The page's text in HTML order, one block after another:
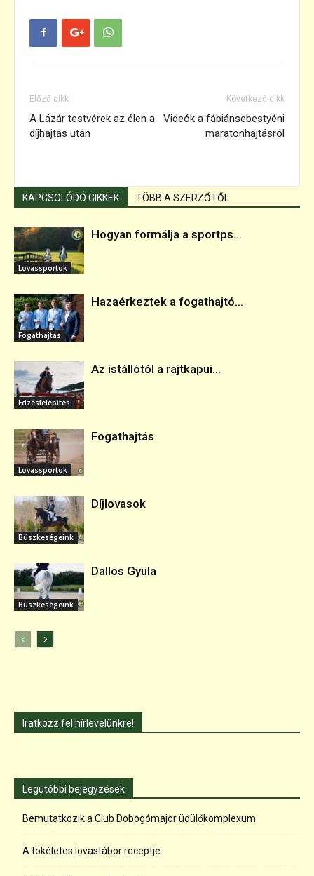
Előző cikk
A Lázár testvérek az élen a
díjhajtás után
Következő cikk
Videók a fábiánsebestyéni
maratonhajtásról
KAPCSOLÓDÓ CIKKEK TÖBB A SZERZŐTŐL
Lovassportok
Hogyan formálja a sportps...
Fogathajtás
Hazaérkeztek a fogathajtó...
Edzésfelépítés
Az istállótól a rajtkapui...
Lovassportok
Fogathajtás
Büszkeségeink
Díjlovasok
Büszkeségeink
Dallos Gyula
Iratkozz fel hírlevelünkre!
Legutóbbi bejegyzések
Bemutatkozik a Club Dobogómajor üdülőkomplexum
A tökéletes lovastábor receptje